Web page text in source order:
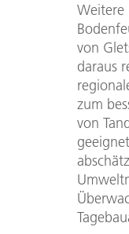
Weitere
von
daraus
zum
von